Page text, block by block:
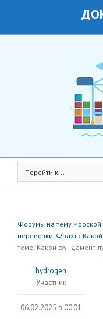
Перейти к...
Форумы на тему морской
перевозки, Фрахт ›
теме: Какой фундамент
hydrogen
Участник
06.02.2025 в 00:01